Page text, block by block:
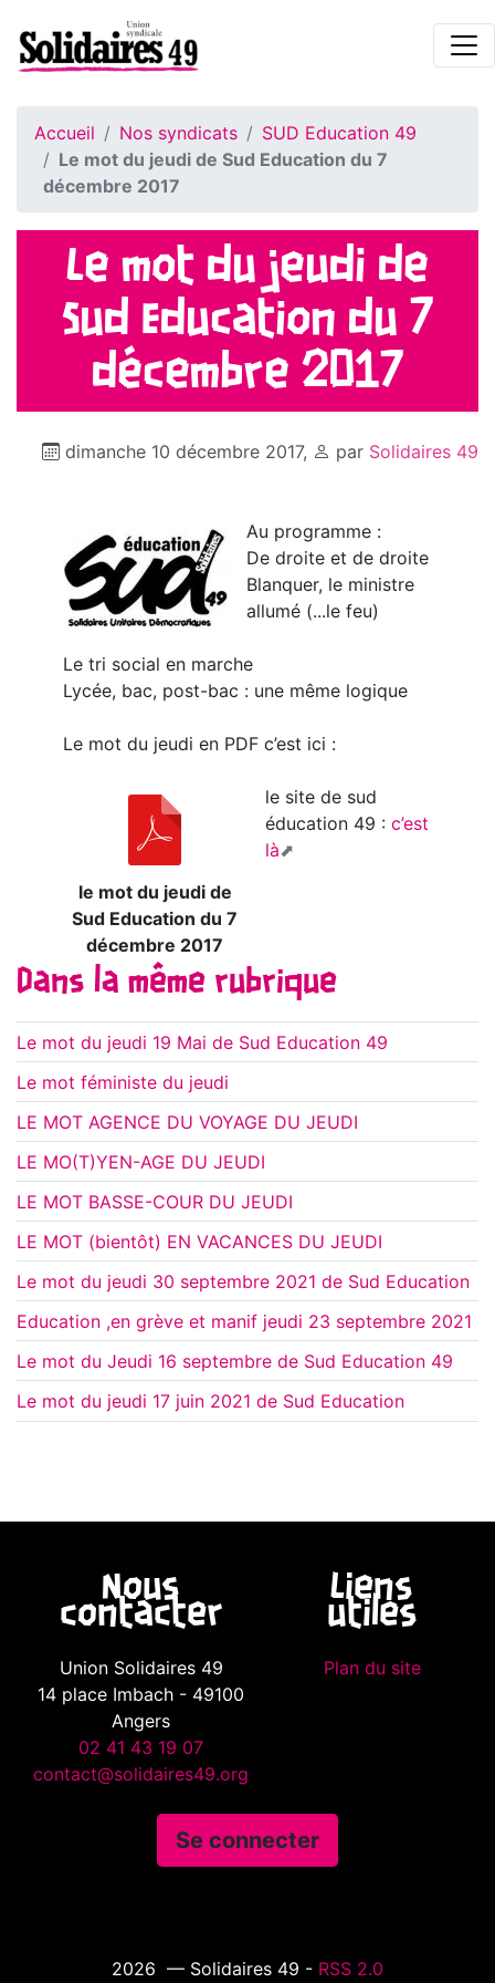
Accueil Nos syndicats
SUD Education 49
Le mot du jeudi de Sud Education du 7
décembre 2017
Le mot du jeudi de
Sud Education du 7
décembre 2017
dimanche 10 décembre 2017, par Solidaires 49
Au programme :
De droite et de droite
Blanquer, le ministre
allumé (...le feu)
Le tri social en marche
Lycée, bac, post-bac : une même logique
Le mot du jeudi en PDF c’est ici :
le mot du jeudi de
Sud Education du 7
décembre 2017
le site de sud
éducation 49 : c’est
là
Dans la même rubrique
Le mot du jeudi 19 Mai de Sud Education 49
Le mot féministe du jeudi
LE MOT AGENCE DU VOYAGE DU JEUDI
LE MO(T)YEN-AGE DU JEUDI
LE MOT BASSE-COUR DU JEUDI
LE MOT (bientôt) EN VACANCES DU JEUDI
Le mot du jeudi 30 septembre 2021 de Sud Education
Education ,en grève et manif jeudi 23 septembre 2021
Le mot du Jeudi 16 septembre de Sud Education 49
Le mot du jeudi 17 juin 2021 de Sud Education
Nous
contacter
Union Solidaires 49
14 place Imbach - 49100
Angers
02 41 43 19 07
contact@solidaires49.org
Liens
utiles
Plan du site
Se connecter
2026 — Solidaires 49 - RSS 2.0